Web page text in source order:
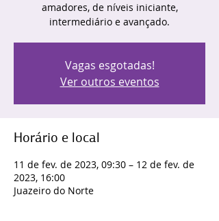
amadores, de níveis iniciante,
intermediário e avançado.
Vagas esgotadas!
Ver outros eventos
Horário e local
11 de fev. de 2023, 09:30 – 12 de fev. de
2023, 16:00
Juazeiro do Norte